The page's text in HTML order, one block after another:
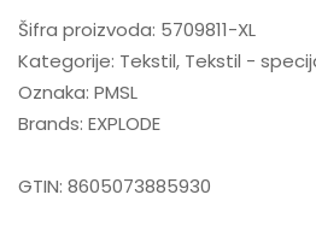
Šifra proizvoda: 5709811-XL
Kategorije: Tekstil, Tekstil -
Oznaka: PMSL
Brands: EXPLODE
GTIN: 8605073885930